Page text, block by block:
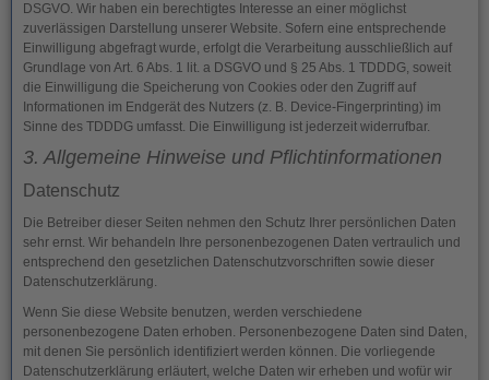
DSGVO. Wir haben ein berechtigtes Interesse an einer möglichst
zuverlässigen Darstellung unserer Website. Sofern eine entsprechende
Einwilligung abgefragt wurde, erfolgt die Verarbeitung ausschließlich auf
Grundlage von Art. 6 Abs. 1 lit. a DSGVO und § 25 Abs. 1 TDDDG, soweit
die Einwilligung die Speicherung von Cookies oder den Zugriff auf
Informationen im Endgerät des Nutzers (z. B. Device-Fingerprinting) im
Sinne des TDDDG umfasst. Die Einwilligung ist jederzeit widerrufbar.
3. Allgemeine Hinweise und Pflicht­informationen
Datenschutz
Die Betreiber dieser Seiten nehmen den Schutz Ihrer persönlichen Daten
sehr ernst. Wir behandeln Ihre personenbezogenen Daten vertraulich und
entsprechend den gesetzlichen Datenschutzvorschriften sowie dieser
Datenschutzerklärung.
Wenn Sie diese Website benutzen, werden verschiedene
personenbezogene Daten erhoben. Personenbezogene Daten sind Daten,
mit denen Sie persönlich identifiziert werden können. Die vorliegende
Datenschutzerklärung erläutert, welche Daten wir erheben und wofür wir